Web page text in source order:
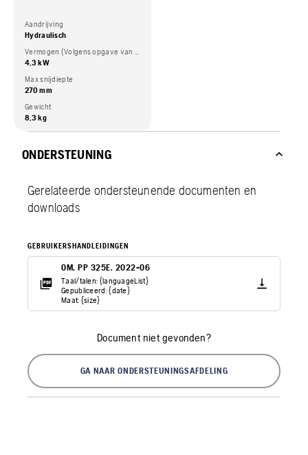
Aandrijving
Hydraulisch
Vermogen (Volgens opgave van de motorfabrikant)
4,3 kW
Max snijdiepte
270 mm
Gewicht
8,3 kg
ONDERSTEUNING
Gerelateerde ondersteunende documenten en
downloads
GEBRUIKERSHANDLEIDINGEN
OM. PP 325E. 2022-06
Taal/talen: {languageList}
Gepubliceerd: {date}
Maat: {size}
Document niet gevonden?
GA NAAR ONDERSTEUNINGSAFDELING